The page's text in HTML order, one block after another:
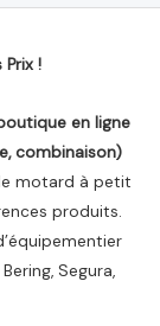
!
en ligne
combinaison)
le motard à petit
produits.
Segura,